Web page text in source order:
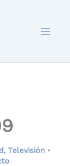
, Televisión•